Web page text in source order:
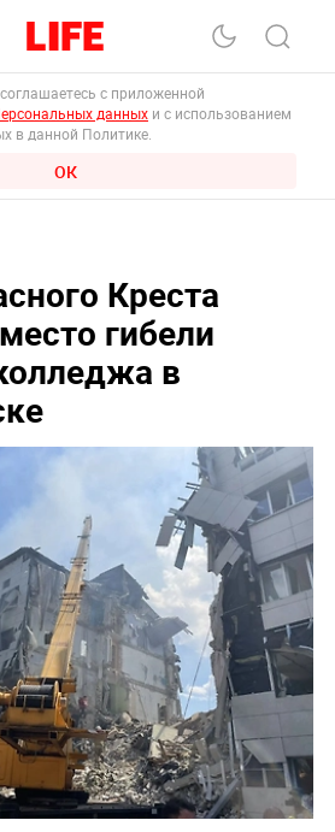
с приложенной
данных и с использованием
в данной Политике.
ОК
Креста
гибели
в